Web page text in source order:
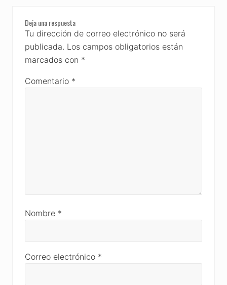
Reader
Interactions
Deja una respuesta
Tu dirección de correo electrónico no será
publicada. Los campos obligatorios están
marcados con *
Comentario *
Nombre *
Correo electrónico *